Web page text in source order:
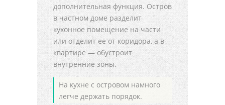
дополнительная функция. Остров
в частном доме разделит
кухонное помещение на части
или отделит ее от коридора, а в
квартире — обустроит
внутренние зоны.
На кухне с островом намного
легче держать порядок.